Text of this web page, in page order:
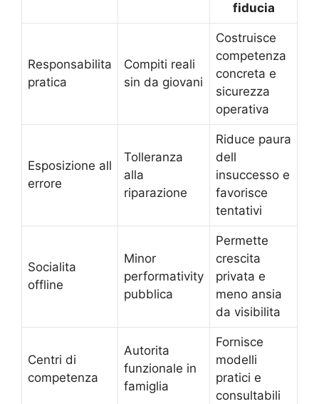
fiducia
Responsabilita
pratica
Compiti reali
sin da giovani
Costruisce
competenza
concreta e
sicurezza
operativa
Esposizione all
errore
Tolleranza
alla
riparazione
Riduce paura
dell
insuccesso e
favorisce
tentativi
Socialita
offline
Minor
performativity
pubblica
Permette
crescita
privata e
meno ansia
da visibilita
Centri di
competenza
Autorita
funzionale in
famiglia
Fornisce
modelli
pratici e
consultabili